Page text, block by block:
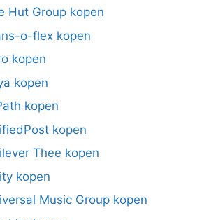
Hut Group kopen
o-flex kopen
kopen
kopen
kopen
kopen
Thee kopen
kopen
Music Group kopen